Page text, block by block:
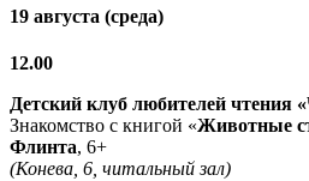
19 августа (среда)
12.00
Детский клуб любителей
Знакомство с книгой «Животные
Флинта, 6+
(Конева, 6, читальный зал)